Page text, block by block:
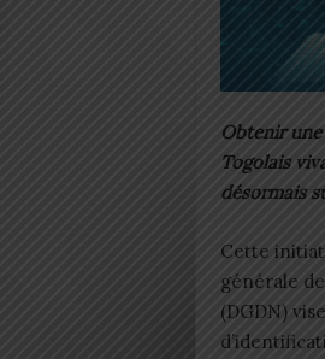
Obtenir
Togolais
désormais
Cette
générale
(DGDN)